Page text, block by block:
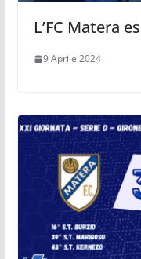
L’FC Matera
9 Aprile 2024